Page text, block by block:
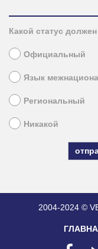
Какой статус
Официальный
Язык
Региональный
Никакой
2004-2024 ©